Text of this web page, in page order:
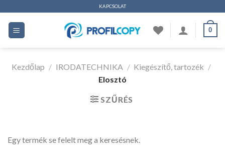
tartalomhoz
KAPCSOLAT
0
Kezdőlap / IRODATECHNIKA / Kiegészítő, tartozék /
Elosztó
SZŰRÉS
Egy termék se felelt meg a keresésnek.